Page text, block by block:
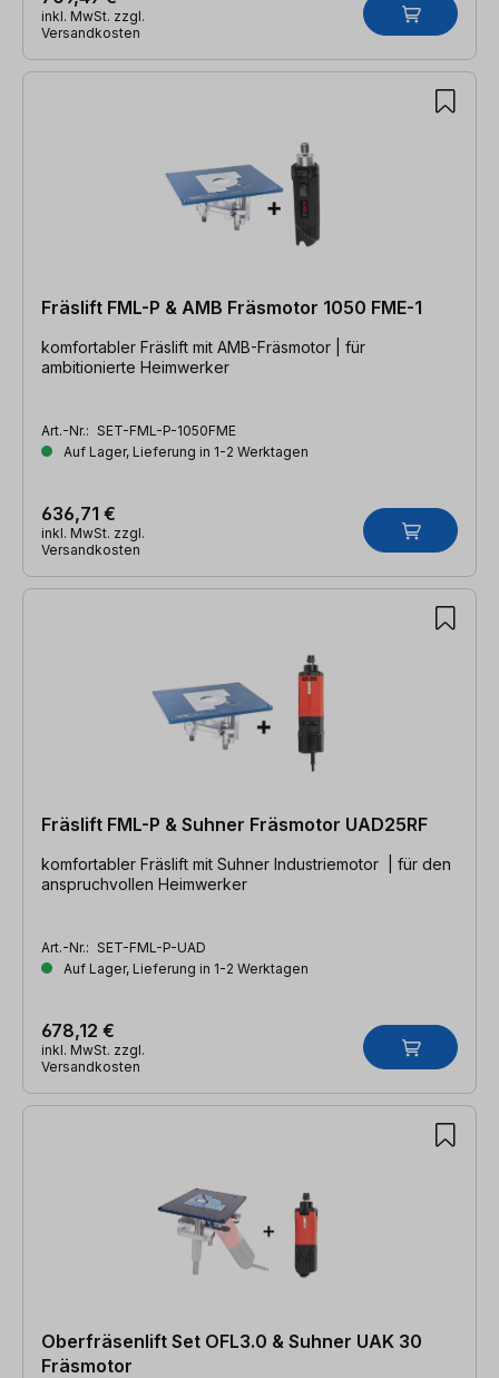
inkl. MwSt. zzgl.
Versandkosten
Fräslift FML-P & AMB Fräsmotor 1050 FME-1
komfortabler Fräslift mit AMB-Fräsmotor | für
ambitionierte Heimwerker
Art.-Nr.: SET-FML-P-1050FME
Auf Lager, Lieferung in 1-2 Werktagen
636,71 €
inkl. MwSt. zzgl.
Versandkosten
Fräslift FML-P & Suhner Fräsmotor UAD25RF
komfortabler Fräslift mit Suhner Industriemotor | für den
anspruchvollen Heimwerker
Art.-Nr.: SET-FML-P-UAD
Auf Lager, Lieferung in 1-2 Werktagen
678,12 €
inkl. MwSt. zzgl.
Versandkosten
Oberfräsenlift Set OFL3.0 & Suhner UAK 30
Fräsmotor